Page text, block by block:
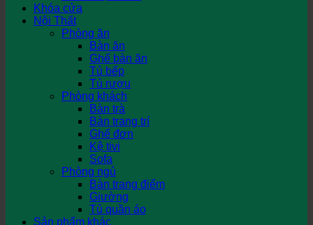
Khóa cửa
Nội Thất
Phòng ăn
Bàn ăn
Ghế bàn ăn
Tủ bếp
Tủ rượu
Phòng khách
Bàn trà
Bàn trang trí
Ghế đơn
Kệ tivi
Sofa
Phòng ngủ
Bàn trang điểm
Giường
Tủ quần áo
Sản phẩm khác